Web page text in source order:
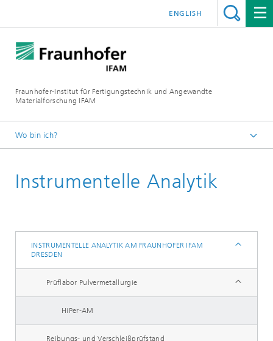
Fraunhofer-Institut für Fertigungstechnik und Angewandte
Materialforschung IFAM
ENGLISH
Wo bin ich?
Instrumentelle Analytik am Fraunhofer IFAM
Dresden
Instrumentelle Analytik
INSTRUMENTELLE ANALYTIK AM FRAUNHOFER IFAM
DRESDEN
Prüflabor Pulvermetallurgie
HiPer-AM
Reibungs- und Verschleißprüfstand